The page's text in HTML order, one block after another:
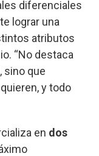
diferenciales
lograr una
atributos
“No destaca
sino que
y todo
en dos